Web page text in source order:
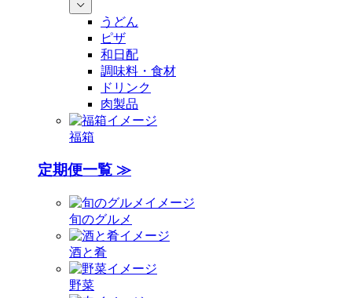
うどん
ピザ
和日配
調味料・食材
ドリンク
肉製品
福箱
定期便一覧 ≫
旬のグルメ
酒と肴
野菜